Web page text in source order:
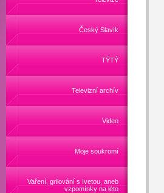
Český Slavík
TÝTÝ
Televizní archív
Video
Moje soukromí
Vaření, grilování s Ivetou, aneb
vzpomínky na léto